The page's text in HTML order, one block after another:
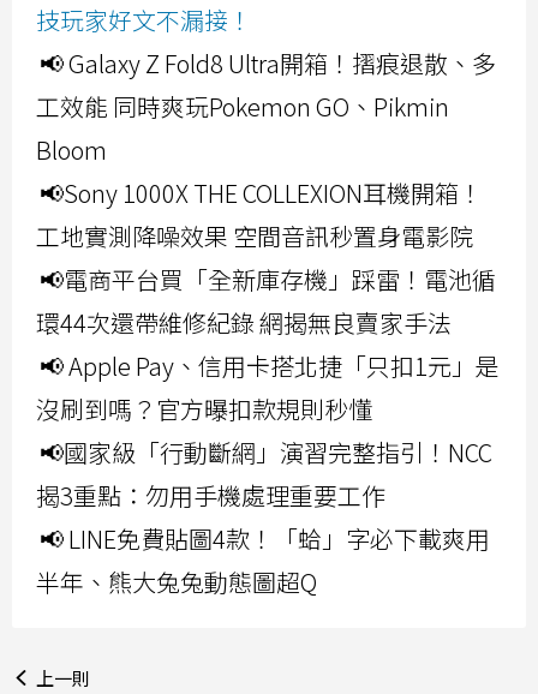
技玩家好文不漏接！
📢 Galaxy Z Fold8 Ultra開箱！摺痕退散、多
工效能 同時爽玩Pokemon GO、Pikmin
Bloom
📢Sony 1000X THE COLLEXION耳機開箱！
工地實測降噪效果 空間音訊秒置身電影院
📢電商平台買「全新庫存機」踩雷！電池循
環44次還帶維修紀錄 網揭無良賣家手法
📢 Apple Pay、信用卡搭北捷「只扣1元」是
沒刷到嗎？官方曝扣款規則秒懂
📢國家級「行動斷網」演習完整指引！NCC
揭3重點：勿用手機處理重要工作
📢 LINE免費貼圖4款！「蛤」字必下載爽用
半年、熊大兔兔動態圖超Q
上一則